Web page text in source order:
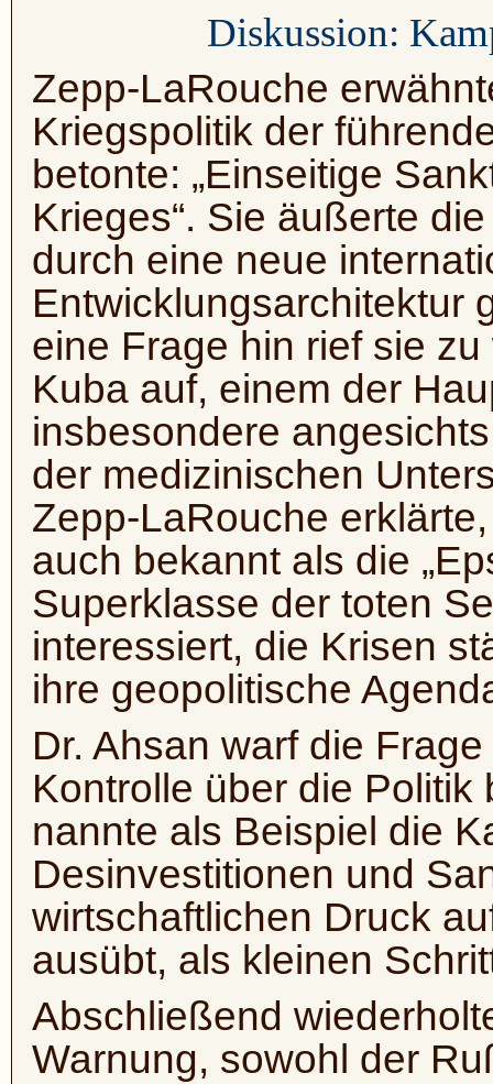
Diskussion:
Zepp-LaRouche
Kriegspolitik der
betonte: „Einseitige
Krieges“. Sie äußerte
durch eine neue
Entwicklungsarchitektur
eine Frage hin rief sie
Kuba auf, einem der
insbesondere
der medizinischen
Zepp-LaRouche
auch bekannt als die
Superklasse der toten
interessiert, die Krisen
ihre geopolitische
Dr. Ahsan warf die
Kontrolle über die
nannte als Beispiel die
Desinvestitionen und
wirtschaftlichen Druck
ausübt, als kleinen
Abschließend
Warnung, sowohl der